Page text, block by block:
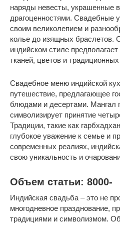
наряды невесты, украшенные
драгоценностями. Свадебные
своим великолепием и
колье до изящных браслетов.
индийском стиле
тканей, цветов и традиционных
Свадебное меню индийской
путешествие, предлагающее
блюдами и десертами. Мангал
символизирует принятие
Традиции, такие как
глубокое уважение к семье и
современных реалиях,
свою уникальность и
Объем статьи: 8000-
Индийская свадьба – это не
многодневное празднование,
традициями и символизмом.